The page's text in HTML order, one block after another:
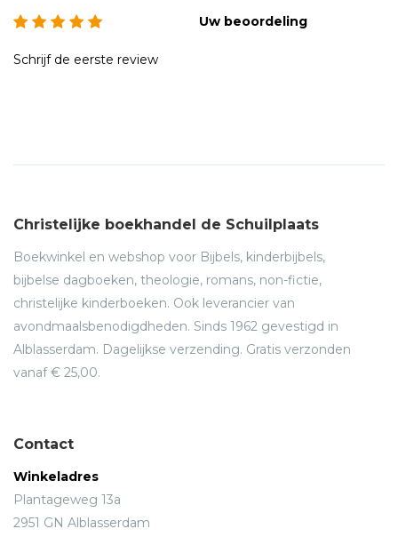
Uw beoordeling
Schrijf de eerste review
Christelijke boekhandel de Schuilplaats
Boekwinkel en webshop voor Bijbels, kinderbijbels,
bijbelse dagboeken, theologie, romans, non-fictie,
christelijke kinderboeken. Ook leverancier van
avondmaalsbenodigdheden. Sinds 1962 gevestigd in
Alblasserdam. Dagelijkse verzending. Gratis verzonden
vanaf € 25,00.
Contact
Winkeladres
Plantageweg 13a
2951 GN Alblasserdam